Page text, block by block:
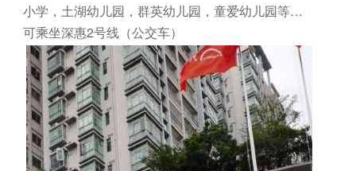
小学，土湖幼儿园，群英幼儿园，童爱幼儿园等…
可乘坐深惠2号线（公交车）